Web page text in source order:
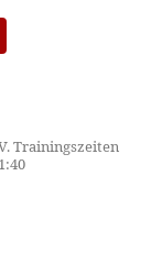
Trainingszeiten